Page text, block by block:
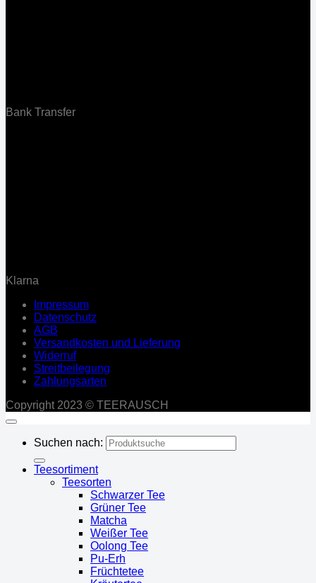
Bank Transfer
Klarna
Impressum
Datenschutz
AGB
Versandkosten und Lieferung
Widerruf
Streitbeilegung
Zahlungsarten
Copyright 2023 © TEERAUSCH
Suchen nach:
Teesortiment
Teesorten
Schwarzer Tee
Grüner Tee
Matcha
Weißer Tee
Oolong Tee
Pu-Erh
Früchtetee